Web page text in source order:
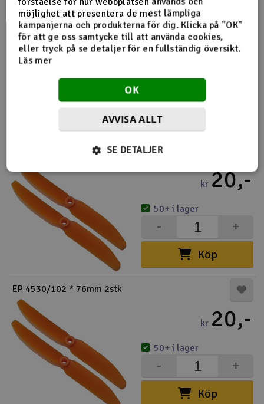
EP 4025 2 st
kr25,-
EP 4040/102 * 102mm 2 st
kr 20,-
Köp
+
-
50+ i lager
EP 4530/102 * 76mm 2stk
kr 20,-
Köp
+
-
50+ i lager
möjlighet att presentera de mest lämpliga
kampanjerna och produkterna för dig. Klicka på "OK"
för att ge oss samtycke till att använda cookies,
eller tryck på se detaljer för en fullständig översikt.
Läs mer
OK
AVVISA ALLT
SE DETALJER